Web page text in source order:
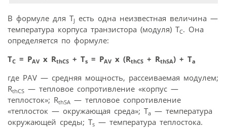
В формуле для TJ есть одна неизвестная величина —
температура корпуса транзистора (модуля) ТC. Она
определяется по формуле:
ТC = PAV x RthCS + Ts = PAV x (RthCS + RthSA) + Ta
где PAV — средняя мощность, рассеиваемая модулем;
RthCS — тепловое сопротивление «корпус —
теплосток»; RthSA — тепловое сопротивление
«теплосток — окружающая среда»; Ta — температура
окружающей среды; Ts — температура теплостока.